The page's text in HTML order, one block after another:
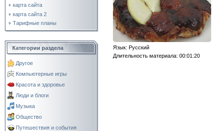
карта сайта
карта сайта 2
Тарифные планы
Категории раздела
Другое
Компьютерные игры
Красота и здоровье
Люди и блоги
Музыка
Общество
Путешествия и события
Язык: Русский
Длительность материала: 00:01:20